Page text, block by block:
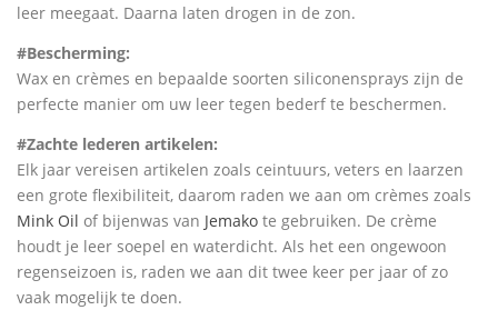
leer meegaat. Daarna laten drogen in de zon.
#Bescherming:
Wax en crèmes en bepaalde soorten siliconensprays zijn de
perfecte manier om uw leer tegen bederf te beschermen.
#Zachte lederen artikelen:
Elk jaar vereisen artikelen zoals ceintuurs, veters en laarzen
een grote flexibiliteit, daarom raden we aan om crèmes zoals
Mink Oil of bijenwas van Jemako te gebruiken. De crème
houdt je leer soepel en waterdicht. Als het een ongewoon
regenseizoen is, raden we aan dit twee keer per jaar of zo
vaak mogelijk te doen.